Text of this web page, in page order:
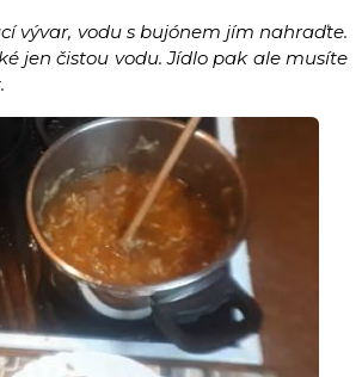
vývar, vodu s bujónem jím nahraďte.
jen čistou vodu. Jídlo pak ale musíte